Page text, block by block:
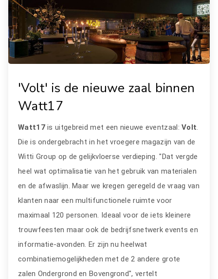
'Volt' is de nieuwe zaal binnen
Watt17
Watt17is uitgebreid met een nieuwe eventzaal:Volt.
Die is ondergebracht in het vroegere magazijn van de
Witti Group op de gelijkvloerse verdieping. "Dat vergde
heel wat optimalisatie van het gebruik van materialen
en de afwaslijn. Maar we kregen geregeld de vraag van
klanten naar een multifunctionele ruimte voor
maximaal 120 personen. Ideaal voor de iets kleinere
trouwfeesten maar ook de bedrijfsnetwerk events en
informatie-avonden. Er zijn nu heelwat
combinatiemogelijkheden met de 2 andere grote
zalen Ondergrond en Bovengrond", vertelt